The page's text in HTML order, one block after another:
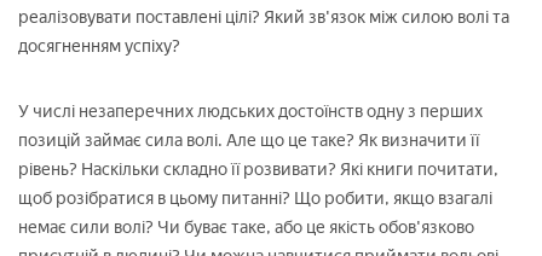
реалізовувати поставлені цілі? Який зв'язок між силою волі та
досягненням успіху?
У числі незаперечних людських достоїнств одну з перших
позицій займає сила волі. Але що це таке? Як визначити її
рівень? Наскільки складно її розвивати? Які книги почитати,
щоб розібратися в цьому питанні? Що робити, якщо взагалі
немає сили волі? Чи буває таке, або це якість обов'язково